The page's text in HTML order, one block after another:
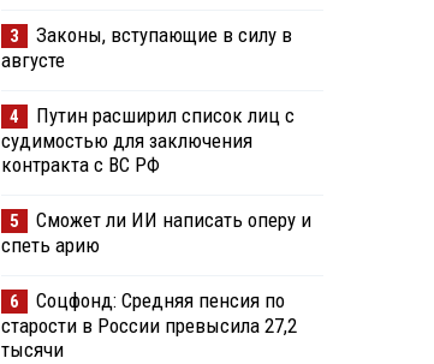
3
Законы, вступающие в силу в
августе
4
Путин расширил список лиц с
судимостью для заключения
контракта с ВС РФ
5
Сможет ли ИИ написать оперу и
спеть арию
6
Соцфонд: Средняя пенсия по
старости в России превысила 27,2
тысячи